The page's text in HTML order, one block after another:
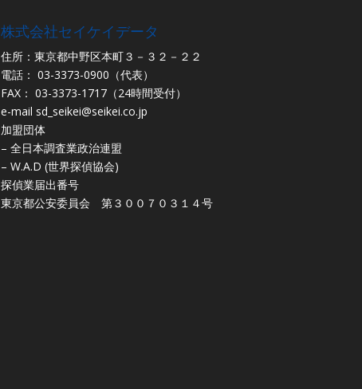
株式会社セイケイデータ
住所：東京都中野区本町３－３２－２２
電話： 03-3373-0900（代表）
FAX： 03-3373-1717（24時間受付）
e-mail sd_seikei@seikei.co.jp
加盟団体
– 全日本調査業政治連盟
– W.A.D (世界探偵協会)
探偵業届出番号
東京都公安委員会 第３００７０３１４号